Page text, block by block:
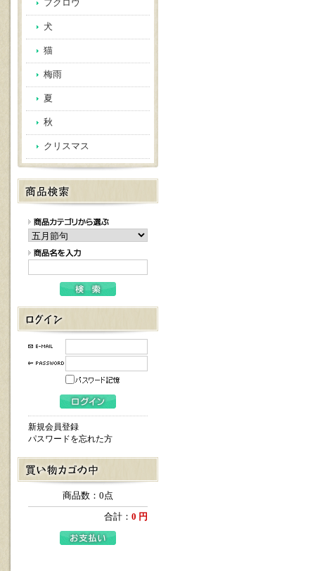
フクロウ
犬
猫
梅雨
夏
秋
クリスマス
新規会員登録
パスワードを忘れた方
商品数：0点
合計： 0 円